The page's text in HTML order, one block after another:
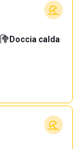
Doccia calda·